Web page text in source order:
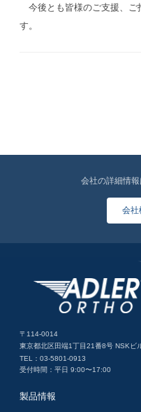
今後とも皆様のご支援、ご
す。
会社の詳細情
会
〒114-0014
東京都北区田端1丁目21番8号 NSKビ
TEL：03-5801-0913
受付時間：平日 9:00〜17:00
製品情報